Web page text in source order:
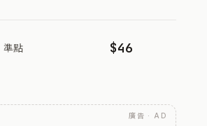
準點 $46
廣告 · AD